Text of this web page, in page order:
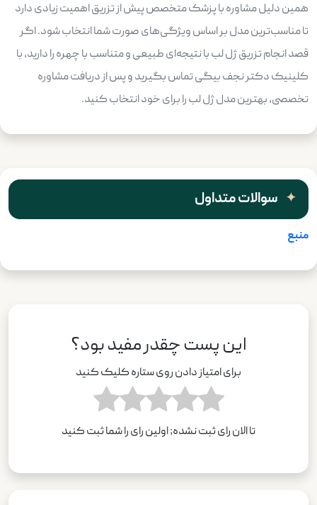
همین دلیل مشاوره با پزشک متخصص پیش از تزریق اهمیت زیادی دارد
تا مناسب‌ترین مدل بر اساس ویژگی‌های صورت شما انتخاب شود. اگر
قصد انجام تزریق ژل لب با نتیجه‌ای طبیعی و متناسب با چهره را دارید، با
کلینیک دکتر نجف بیگی تماس بگیرید و پس از دریافت مشاوره
تخصصی، بهترین مدل ژل لب را برای خود انتخاب کنید.
سوالات متداول
منبع
این پست چقدر مفید بود؟
برای امتیاز دادن روی ستاره کلیک کنید
تا الان رای ثبت نشده; اولین رای را شما ثبت کنید